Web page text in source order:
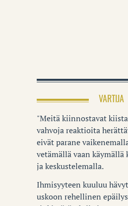
VARTIJA
"Meitä kiinnostavat
vahvoja reaktioita
eivät parane
vetämällä vaan
ja keskustelemalla.
Ihmisyyteen kuuluu
uskoon rehellinen